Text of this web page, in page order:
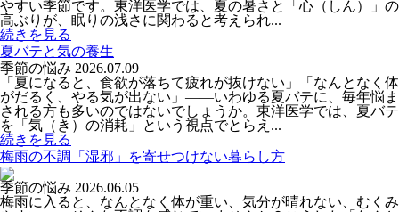
やすい季節です。東洋医学では、夏の暑さと「心（しん）」の
高ぶりが、眠りの浅さに関わると考えられ...
続きを見る
夏バテと気の養生
季節の悩み 2026.07.09
「夏になると、食欲が落ちて疲れが抜けない」「なんとなく体
がだるく、やる気が出ない」――いわゆる夏バテに、毎年悩ま
される方も多いのではないでしょうか。東洋医学では、夏バテ
を「気（き）の消耗」という視点でとらえ...
続きを見る
梅雨の不調「湿邪」を寄せつけない暮らし方
季節の悩み 2026.06.05
梅雨に入ると、なんとなく体が重い、気分が晴れない、むくみ